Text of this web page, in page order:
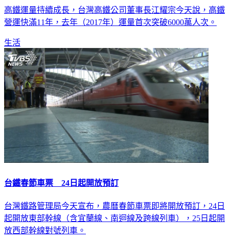
高鐵運量持續成長，台灣高鐵公司董事長江耀宗今天說，高鐵
營運快滿11年，去年（2017年）運量首次突破6000萬人次。
生活
台鐵春節車票 24日起開放預訂
台灣鐵路管理局今天宣布，農曆春節車票即將開放預訂，24日
起開放東部幹線（含宜蘭線、南迴線及跨線列車），25日起開
放西部幹線對號列車。